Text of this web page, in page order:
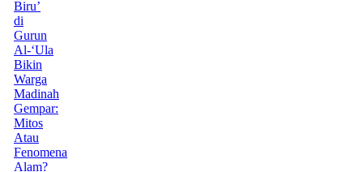
Biru’
di
Gurun
Al-‘Ula
Bikin
Warga
Madinah
Gempar:
Mitos
Atau
Fenomena
Alam?